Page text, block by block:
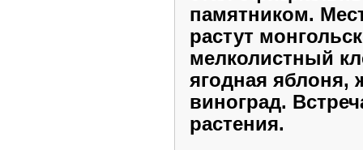
памятником.
растут
мелколистный
ягодная яблоня,
виноград.
растения.